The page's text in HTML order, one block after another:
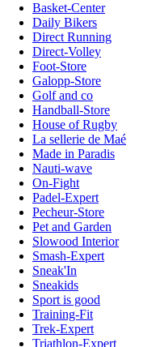
Basket-Center
Daily Bikers
Direct Running
Direct-Volley
Foot-Store
Galopp-Store
Golf and co
Handball-Store
House of Rugby
La sellerie de Maé
Made in Paradis
Nauti-wave
On-Fight
Padel-Expert
Pecheur-Store
Pet and Garden
Slowood Interior
Smash-Expert
Sneak'In
Sneakids
Sport is good
Training-Fit
Trek-Expert
Triathlon-Expert